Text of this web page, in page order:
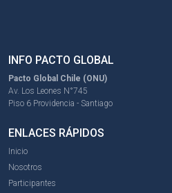
INFO PACTO GLOBAL
Pacto Global Chile (ONU)
Av. Los Leones N°745
Piso 6 Providencia - Santiago
ENLACES RÁPIDOS
Inicio
Nosotros
Participantes